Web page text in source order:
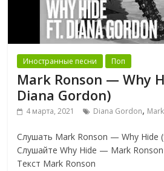
Иностранные песни Поп
Mark Ronson — Why
Diana Gordon)
4 марта, 2021 Diana Gordon,
Слушать Mark Ronson — Why Hide
Слушайте Why Hide — Mark
Текст Mark Ronson